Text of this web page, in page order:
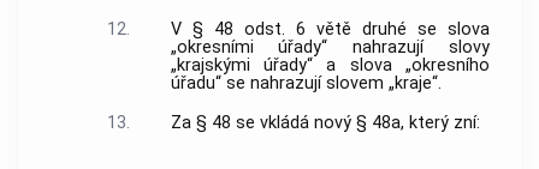
12.
V § 48 odst. 6 větě druhé se slova
„okresními úřady“ nahrazují slovy
„krajskými úřady“ a slova „okresního
úřadu“ se nahrazují slovem „kraje“.
13.
Za § 48 se vkládá nový § 48a, který zní: